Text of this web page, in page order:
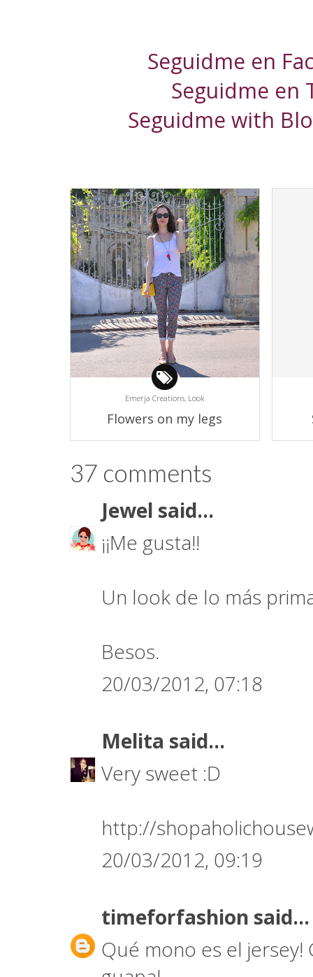
Seguidme en
Seguidme
Seguidme with
Emerja Creations, Look
Flowers on my legs
37 comments
Jewel said...
¡¡Me gusta!!
Un look de lo más
Besos.
20/03/2012, 07:18
Melita said...
Very sweet :D
http://
20/03/2012, 09:19
timeforfashion said...
Qué mono es el jersey!